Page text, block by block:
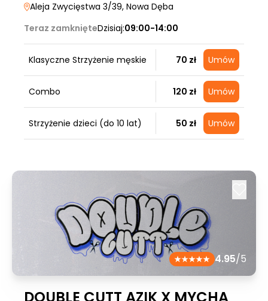
Aleja Zwycięstwa 3/39, Nowa Dęba
Teraz zamknięteDzisiaj:09:00-14:00
Klasyczne Strzyżenie męskie 70 zł Umów
Combo 120 zł Umów
Strzyżenie dzieci (do 10 lat) 50 zł Umów
4.95/5